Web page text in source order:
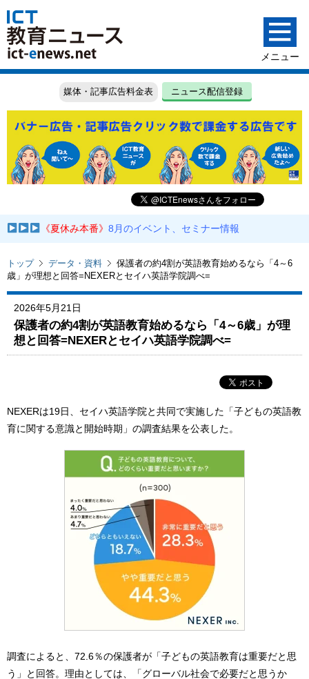
媒体・記事広告料金表 ニュース配信登録
《夏休み本番》8月のイベント、セミナー情報
トップ データ・資料
保護者の約4割が英語教育始めるなら「4～6
歳」が理想と回答=NEXERとセイハ英語学院調べ=
2026年5月21日
保護者の約4割が英語教育始めるなら「4～6歳」が理
想と回答=NEXERとセイハ英語学院調べ=
NEXERは19日、セイハ英語学院と共同で実施した「子どもの英語教
育に関する意識と開始時期」の調査結果を公表した。
調査によると、72.6％の保護者が「子どもの英語教育は重要だと思
う」と回答。理由としては、「グローバル社会で必要だと思うか